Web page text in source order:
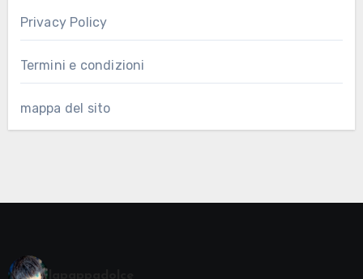
Privacy Policy
Termini e condizioni
mappa del sito